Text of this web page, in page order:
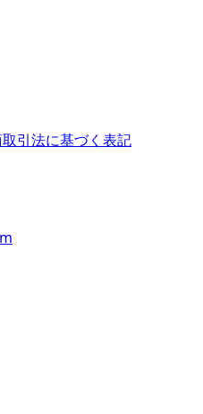
引法に基づく表記